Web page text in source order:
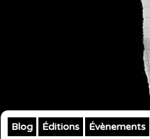
Blog Éditions Évènements